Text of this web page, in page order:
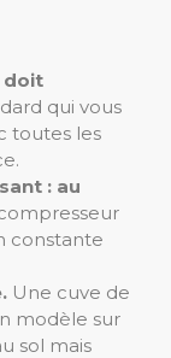
doit
qui vous
toutes les
: au
constante
Une cuve de
modèle sur
sol mais